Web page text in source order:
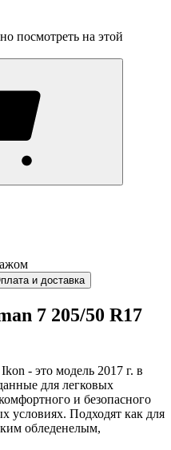
посмотреть на этой
и доставка
7 205/50 R17
- это модель 2017 г. в
для легковых
и безопасного
Подходят как для
обледенелым,